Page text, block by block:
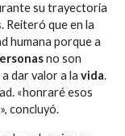
su trayectoria
Reiteró que en la
humana porque a
no son
dar valor a la vida.
«honraré esos
concluyó.